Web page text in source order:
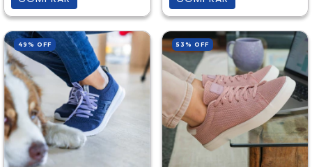
49 % OFF 53 % OFF